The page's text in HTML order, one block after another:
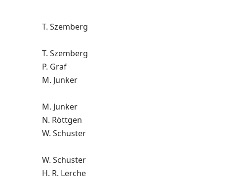
T. Szemberg
T. Szemberg
P. Graf
M. Junker
M. Junker
N. Röttgen
W. Schuster
W. Schuster
H. R. Lerche